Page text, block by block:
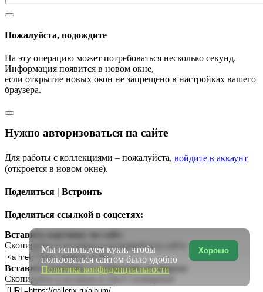
Пожалуйста, подождите
На эту операцию может потребоваться несколько секунд.
Информация появится в новом окне,
если открытие новых окон не запрещено в настройках вашего
браузера.
Нужно авторизоваться на сайте
Для работы с коллекциями – пожалуйста, войдите в аккаунт
(откроется в новом окне).
Поделиться | Встроить
Поделиться ссылкой в соцсетях:
Вставить картинку на сайт:
Скопируйте и вставьте в исходный код сайта
Вставить картинку в сообщение на форум:
Скопируйте и вставьте в текст сообщения
Хорошо
Мы используем куки, чтобы
пользоваться сайтом было удобно
Политика конфиденциальности